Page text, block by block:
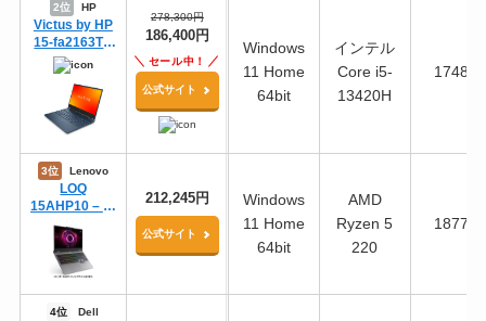
2位 HP
Victus by HP
15-fa2163TX
スタンダード
プラスモデル
G2
278,300円
186,400円
セール中！
公式サイト
Windows
11 Home
64bit
インテル
Core i5-
13420H
17488
3位 Lenovo
LOQ
15AHP10 – ル
ナグレー
212,245円
公式サイト
Windows
11 Home
64bit
AMD
Ryzen 5
220
18778
4位 Dell